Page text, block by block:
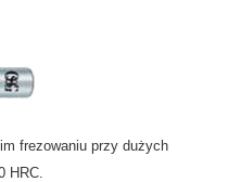
frezowaniu przy dużych
HRC.